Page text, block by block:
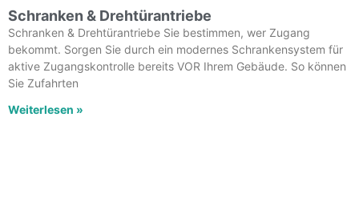
Schranken & Drehtürantriebe
Schranken & Drehtürantriebe Sie bestimmen, wer Zugang
bekommt. Sorgen Sie durch ein modernes Schrankensystem für
aktive Zugangskontrolle bereits VOR Ihrem Gebäude. So können
Sie Zufahrten
Weiterlesen »